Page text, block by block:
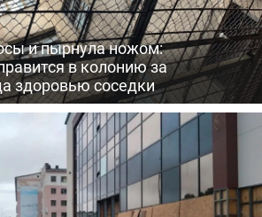
и пырнула ножом:
в колонию за
здоровью соседки